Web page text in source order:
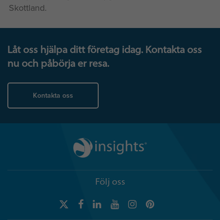
Skottland.
Låt oss hjälpa ditt företag idag. Kontakta oss
nu och påbörja er resa.
Kontakta oss
Följ oss